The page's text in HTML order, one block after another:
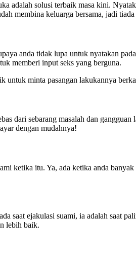
adalah solusi terbaik masa kini.
membina keluarga bersama, jadi
anda tidak lupa untuk nyatakan
memberi input seks yang berguna.
untuk minta pasangan lakukannya
dari sebarang masalah dan
dengan mudahnya!
ketika itu. Ya, ada ketika anda
saat ejakulasi suami, ia adalah saat
lebih baik.